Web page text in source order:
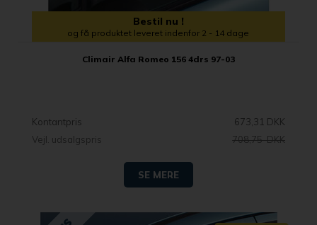
Bestil nu !
og få produktet leveret indenfor 2 - 14 dage
Climair Alfa Romeo 156 4drs 97-03
Kontantpris
673,31 DKK
Vejl. udsalgspris
708,75 DKK
SE MERE